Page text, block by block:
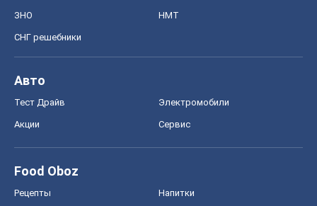
ЗНО НМТ
СНГ решебники
Авто
Тест Драйв Электромобили
Акции Сервис
Food Oboz
Рецепты Напитки